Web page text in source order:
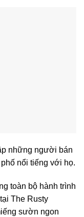
những người bán
nổi tiếng với họ.
toàn bộ hành trình
The Rusty
sườn ngon